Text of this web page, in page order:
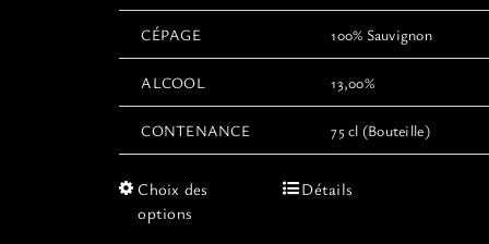
CÉPAGE 100% Sauvignon
ALCOOL 13,00%
CONTENANCE 75 cl (Bouteille)
Choix des
options
CeDétails